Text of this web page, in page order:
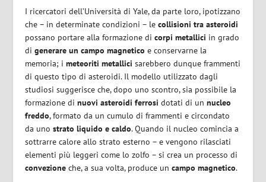
I ricercatori dell’Università di Yale, da parte loro, ipotizzano
che – in determinate condizioni – lecollisioni tra asteroidi
possano portare alla formazione dicorpi metallici in grado
digenerare un campo magneticoe conservarne la
memoria; imeteoriti metallici sarebbero dunque frammenti
di questo tipo di asteroidi. Il modello utilizzato dagli
studiosi suggerisce che, dopo uno scontro, sia possibile la
formazione dinuovi asteroidi ferrosi dotati di unnucleo
freddo, formato da un cumulo di frammenti e circondato
da unostrato liquido e caldo. Quando il nucleo comincia a
sottrarre calore allo strato esterno – e vengono rilasciati
elementi più leggeri come lo zolfo – si crea un processo di
convezione che, a sua volta, produce uncampo magnetico.